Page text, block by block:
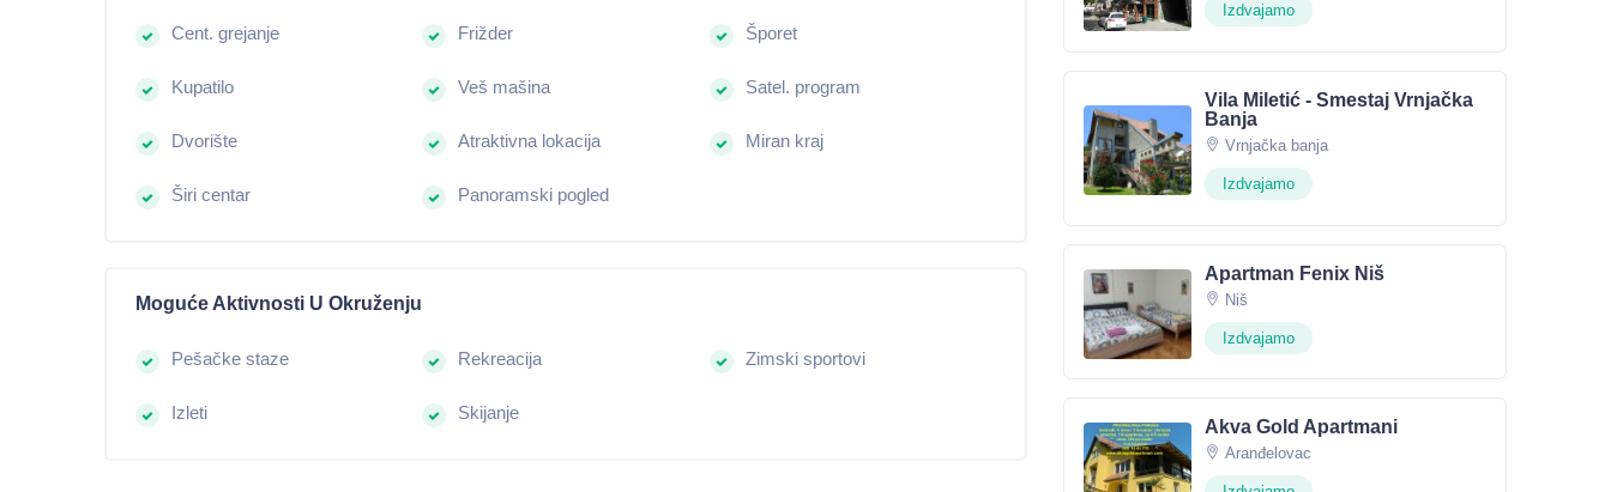
Cent. grejanje Frižder Šporet
Kupatilo Veš mašina Satel. program
Dvorište Atraktivna lokacija Miran kraj
Širi centar Panoramski pogled
Moguće Aktivnosti U Okruženju
Pešačke staze Rekreacija Zimski sportovi
Izleti Skijanje
Izdvajamo
Vila Miletić - Smestaj Vrnjačka
Banja
Vrnjačka banja
Izdvajamo
Apartman Fenix Niš
Niš
Izdvajamo
Akva Gold Apartmani
Aranđelovac